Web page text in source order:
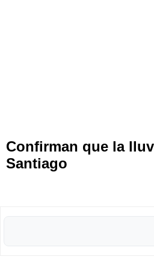
Confirman que la
Santiago